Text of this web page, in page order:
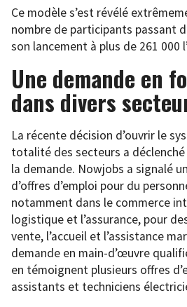
Ce modèle s’est révélé
nombre de participants passant
son lancement à plus de 261 000
Une demande en
dans divers
La récente décision d’ouvrir le
totalité des secteurs a
la demande. Nowjobs a signalé
d’offres d’emploi pour du
notamment dans le commerce
logistique et l’assurance, pour
vente, l’accueil et l’assistance
demande en main-d’œuvre
en témoignent plusieurs offres
assistants et techniciens